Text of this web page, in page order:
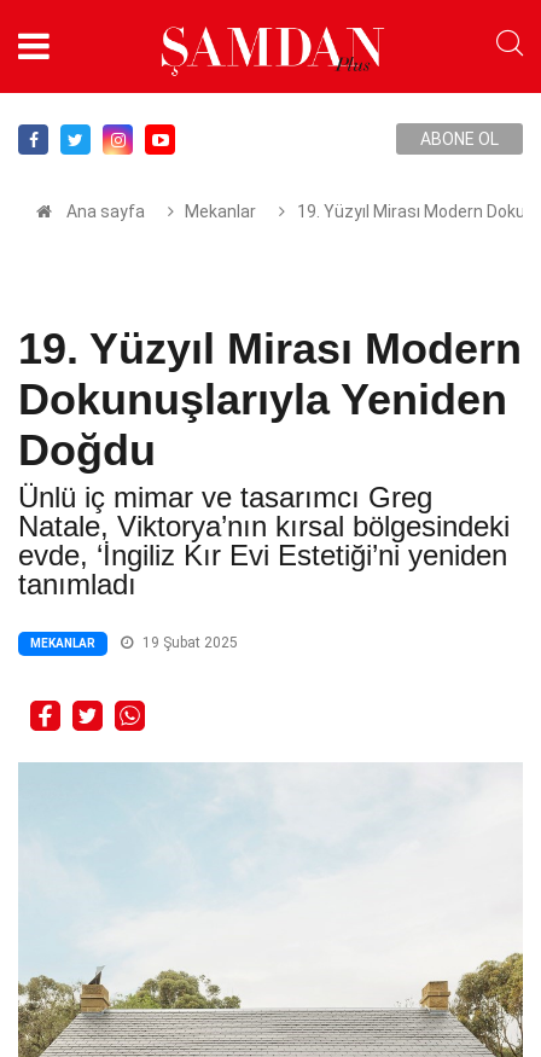
ABONE OL
Ana sayfa Mekanlar 19. Yüzyıl Mirası Modern
19. Yüzyıl Mirası Modern
Dokunuşlarıyla Yeniden
Doğdu
Ünlü iç mimar ve tasarımcı Greg
Natale, Viktorya’nın kırsal bölgesindeki
evde, ‘İngiliz Kır Evi Estetiği’ni yeniden
tanımladı
MEKANLAR 19 Şubat 2025